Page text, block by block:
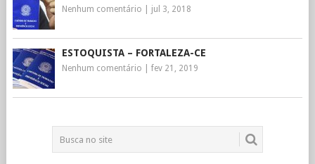
Nenhum comentário jul 3, 2018
ESTOQUISTA – FORTALEZA-CE
Nenhum comentário fev 21, 2019